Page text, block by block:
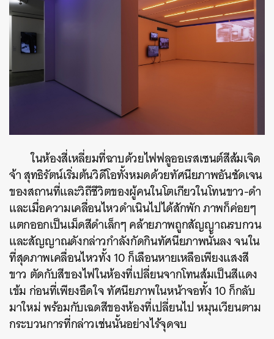
ในห้องสี่เหลี่ยมที่ฉาบด้วยไฟฟลูออเรสเซนต์สีส้มเจิด
จ้า สุทธิรัตน์เริ่มต้นวิดีโอทั้งหมดด้วยทัศนียภาพอันชัดเจน
ของสถานที่และวิถีชีวิตของผู้คนในโตเกียวในโทนขาว-ดำ
และเมื่อความเคลื่อนไหวดำเนินไปได้สักพัก ภาพก็ค่อยๆ
แตกออกเป็นเม็ดสีดำเล็กๆ คล้ายภาพถูกสัญญาณรบกวน
และสัญญาณดังกล่าวกำลังกัดกินทัศนียภาพนั้นลง จนใน
ที่สุดภาพเคลื่อนไหวทั้ง 10 ก็เลือนหายเหลือเพียงแสงสี
ขาว ตัดกับสีของไฟในห้องที่เปลี่ยนจากโทนส้มเป็นสีแดง
เข้ม ก่อนที่เพียงอึดใจ ทัศนียภาพในหน้าจอทั้ง 10 ก็กลับ
มาใหม่ พร้อมกับเฉดสีของห้องที่เปลี่ยนไป หมุนเวียนตาม
กระบวนการที่กล่าวเช่นนั้นอย่างไร้จุดจบ